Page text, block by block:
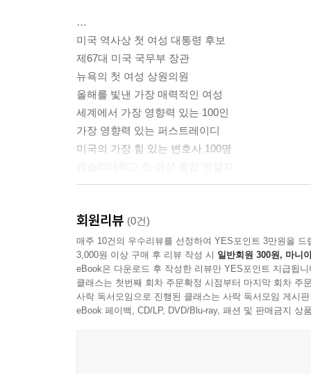
…
미국 역사상 첫 여성 대통령 후보
제67대 미국 국무부 장관
뉴욕의 첫 여성 상원의원
올해를 빛낸 가장 매력적인 여성
세계에서 가장 영향력 있는 100인
가장 영향력 있는 퍼스트레이디
미국의 가장 힘 있는 변호사 100명
…
진보적인 시선으로 돌아보는 미국 최초 여성 대통
“여자로서 대통령 선거에 출마한 것이 어떤 의
하지만, 나는 내가 최고의 대통령이 될 수 있다고
미국 최초 여성 대통령이 된 힐러리 클린턴. 세계
회원리뷰 (0건)
매주 10건의 우수리뷰를 선정하여 YES포인트 3만원을 드
3,000원 이상 구매 후 리뷰 작성 시 일반회원 300원, 마니
eBook은 다운로드 후 작성한 리뷰만 YES포인트 지급됩니
클래스는 첫번째 회차 주문확정 시점부터 마지막 회차 주
사락 독서모임으로 진행된 클래스는 사락 독서모임 게시
eBook 페이백, CD/LP, DVD/Blu-ray, 패션 및 판매금지 상